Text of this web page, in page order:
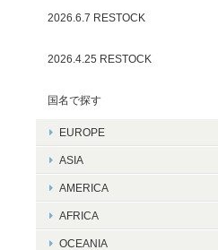
2026.6.7 RESTOCK
2026.4.25 RESTOCK
国名で探す
EUROPE
ASIA
AMERICA
AFRICA
OCEANIA